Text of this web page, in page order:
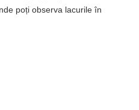
poți observa lacurile în